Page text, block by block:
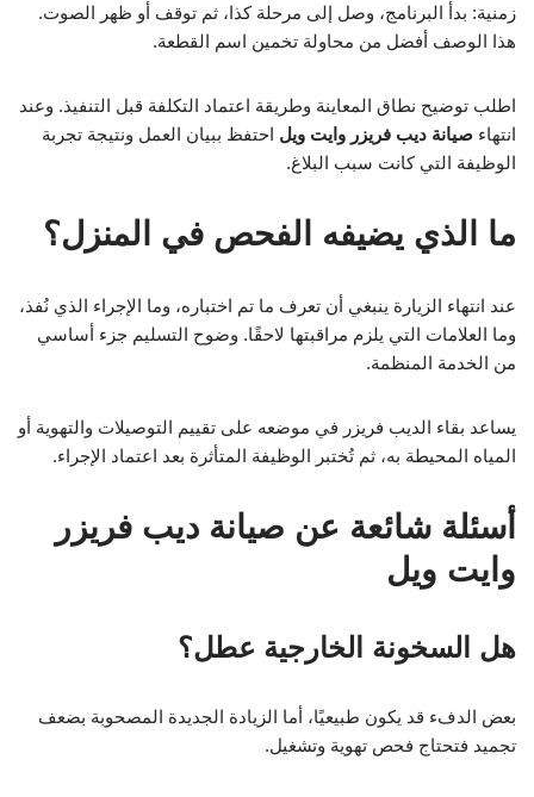
زمنية: بدأ البرنامج، وصل إلى مرحلة كذا، ثم توقف أو ظهر الصوت.
هذا الوصف أفضل من محاولة تخمين اسم القطعة.
اطلب توضيح نطاق المعاينة وطريقة اعتماد التكلفة قبل التنفيذ. وعند
انتهاء صيانة ديب فريزر وايت ويل احتفظ ببيان العمل ونتيجة تجربة
الوظيفة التي كانت سبب البلاغ.
ما الذي يضيفه الفحص في المنزل؟
عند انتهاء الزيارة ينبغي أن تعرف ما تم اختباره، وما الإجراء الذي نُفذ،
وما العلامات التي يلزم مراقبتها لاحقًا. وضوح التسليم جزء أساسي
من الخدمة المنظمة.
يساعد بقاء الديب فريزر في موضعه على تقييم التوصيلات والتهوية أو
المياه المحيطة به، ثم تُختبر الوظيفة المتأثرة بعد اعتماد الإجراء.
أسئلة شائعة عن صيانة ديب فريزر
وايت ويل
هل السخونة الخارجية عطل؟
بعض الدفء قد يكون طبيعيًا، أما الزيادة الجديدة المصحوبة بضعف
تجميد فتحتاج فحص تهوية وتشغيل.